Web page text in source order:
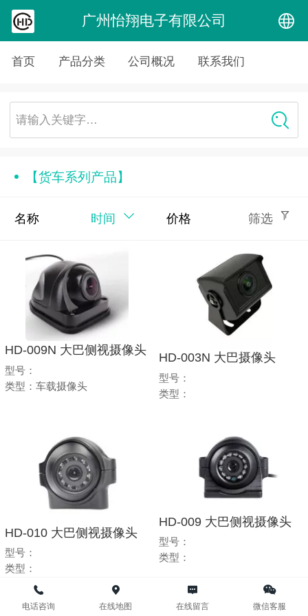
广州怡翔电子有限公司
中文
首页 产品分类 公司概况 联系我们
请输入关键字…
【货车系列产品】
名称 时间 价格 筛选
HD-009N 大巴侧视摄像头
型号：
类型：车载摄像头
HD-003N 大巴摄像头
型号：
类型：
HD-010 大巴侧视摄像头
型号：
类型：
HD-009 大巴侧视摄像头
型号：
类型：
电话咨询 在线地图 在线留言 微信客服